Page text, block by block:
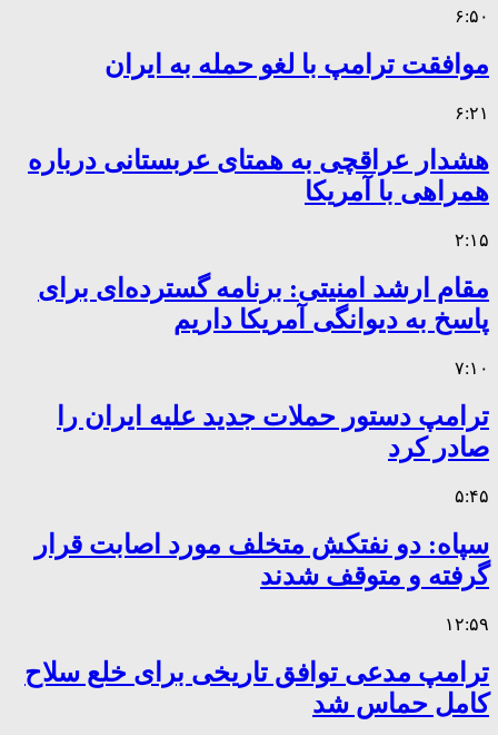
۶:۵۰
موافقت ترامپ با لغو حمله به ایران
۶:۲۱
هشدار عراقچی به همتای عربستانی درباره
همراهی با آمریکا
۲:۱۵
مقام ارشد امنیتی: برنامه گسترده‌ای برای
پاسخ به دیوانگی آمریکا داریم
۷:۱۰
ترامپ دستور حملات جدید علیه ایران را
صادر کرد
۵:۴۵
سپاه: دو نفتکش متخلف مورد اصابت قرار
گرفته و متوقف شدند
۱۲:۵۹
ترامپ مدعی توافق تاریخی برای خلع سلاح
کامل حماس شد